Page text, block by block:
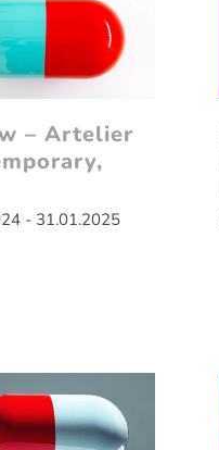
– Artelier
- 31.01.2025